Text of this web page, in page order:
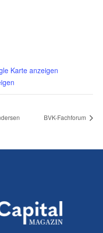
Karte anzeigen
BVK-Fachforum